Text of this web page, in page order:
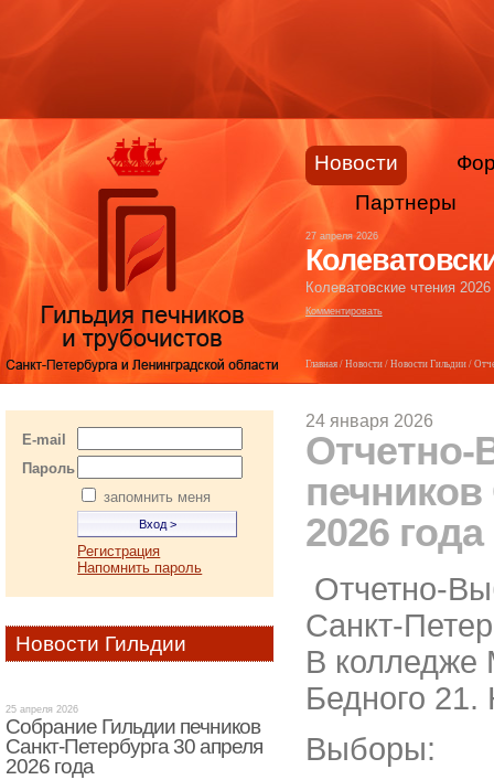
24 января 2026
печников
2026 года
Отчетно-
Санкт-
В колледже
Бедного 21.
Выборы:
Главная/ Новости/ Новости Гильдии/
E-mail
Пароль
запомнить меня
Регистрация
Напомнить пароль
Новости Гильдии
25 апреля 2026
Собрание Гильдии печников
Санкт-Петербурга 30 апреля
2026 года
Новости
Партнеры
27 апреля 2026
Колеватовские чтения
Комментировать